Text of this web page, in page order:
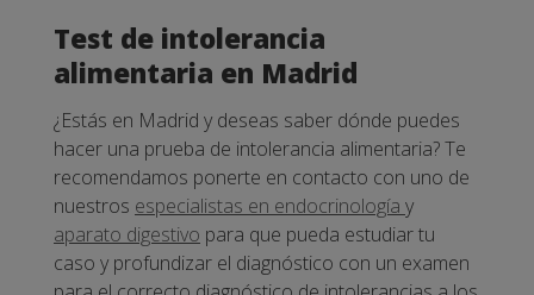
Test de intolerancia
alimentaria en Madrid
¿Estás en Madrid y deseas saber dónde puedes
hacer una prueba de intolerancia alimentaria? Te
recomendamos ponerte en contacto con uno de
nuestros especialistas en endocrinología y
aparato digestivo para que pueda estudiar tu
caso y profundizar el diagnóstico con un examen